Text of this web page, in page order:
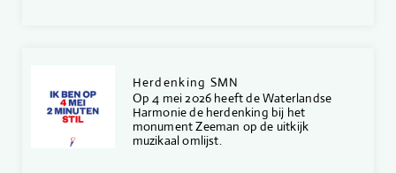
Herdenking SMN
Op 4 mei 2026 heeft de Waterlandse
Harmonie de herdenking bij het
monument Zeeman op de uitkijk
muzikaal omlijst.